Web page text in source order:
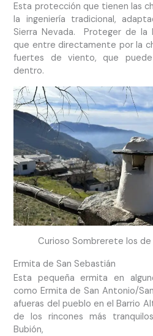
Esta protección que tienen las
la ingeniería tradicional,
Sierra Nevada. Proteger de la
que entre directamente por la
fuertes de viento, que
dentro.
Curioso Sombrerete los de
Ermita de San Sebastián
Esta pequeña ermita en
como Ermita de San Antonio/
afueras del pueblo en el Barrio
de los rincones más
Bubión,